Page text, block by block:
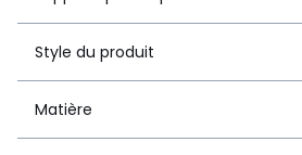
1 1
2
3 1
Style du produit
Matière